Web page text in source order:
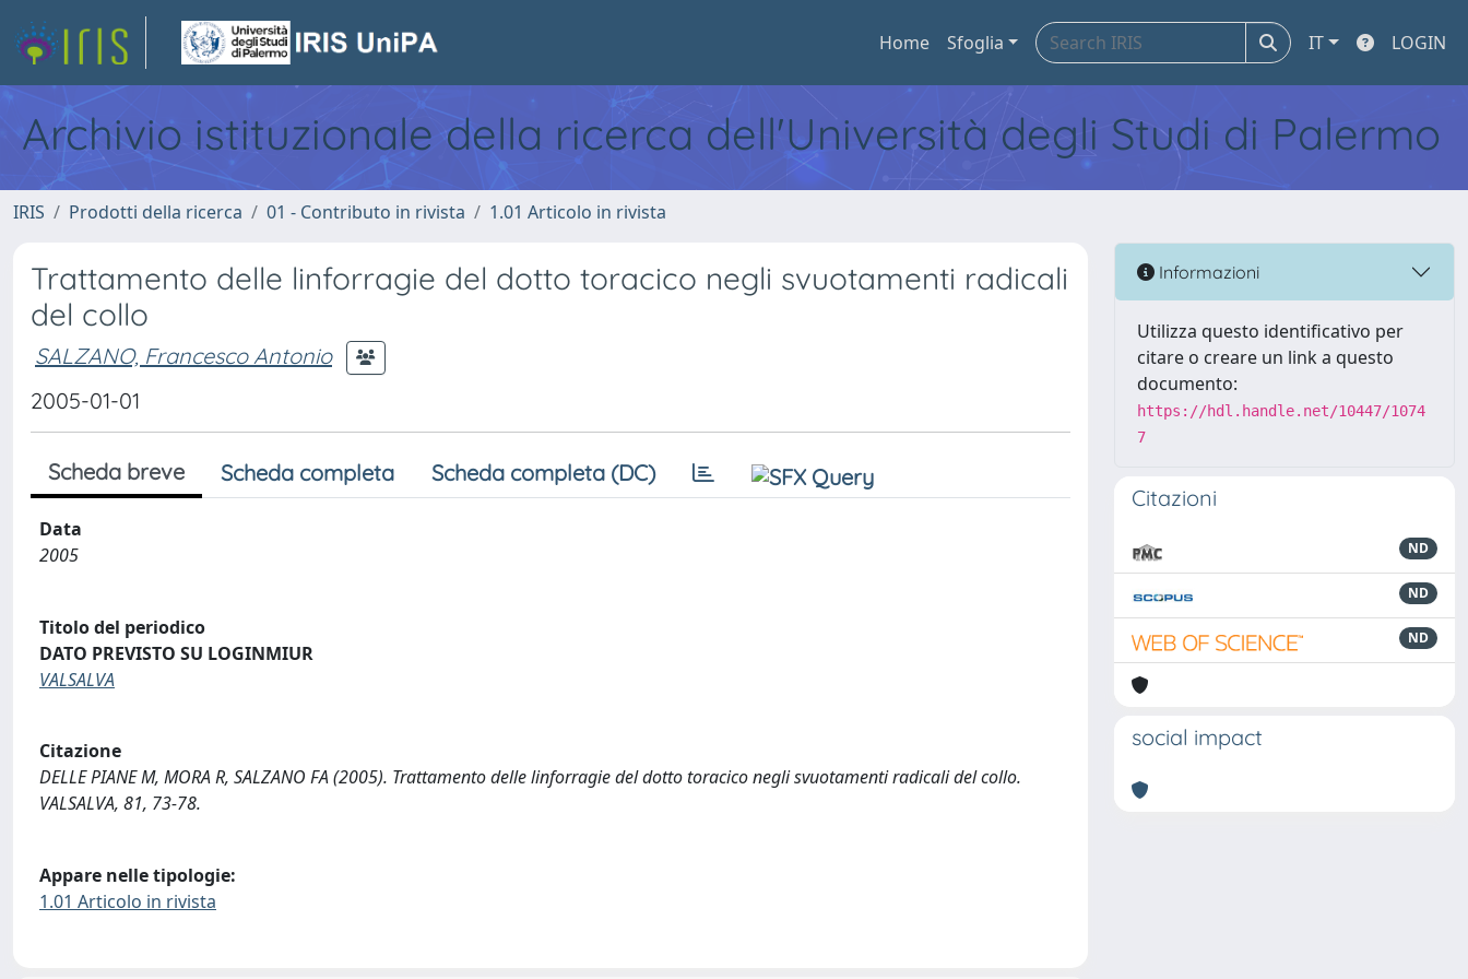
Home Sfoglia IT LOGIN
Archivio istituzionale della ricerca dell'Università degli Studi di Palermo
IRIS Prodotti della ricerca 01 - Contributo in rivista 1.01 Articolo in rivista
Trattamento delle linforragie del dotto toracico negli svuotamenti radicali
del collo
SALZANO, Francesco Antonio
2005-01-01
Scheda breve Scheda completa Scheda completa (DC)
Data
2005
Titolo del periodico
DATO PREVISTO SU LOGINMIUR
VALSALVA
Citazione
DELLE PIANE M, MORA R, SALZANO FA (2005). Trattamento delle linforragie del dotto toracico negli svuotamenti radicali del collo.
VALSALVA, 81, 73-78.
Appare nelle tipologie:
1.01 Articolo in rivista
Informazioni
Utilizza questo identificativo per
citare o creare un link a questo
documento:
https://hdl.handle.net/10447/1074
7
Citazioni
ND
ND
ND
social impact